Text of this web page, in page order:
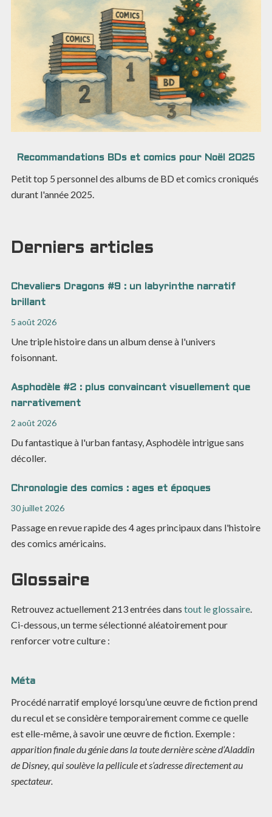
Recommandations BDs et comics pour Noël 2025
Petit top 5 personnel des albums de BD et comics croniqués
durant l'année 2025.
Derniers articles
Chevaliers Dragons #9 : un labyrinthe narratif
brillant
5 août 2026
Une triple histoire dans un album dense à l'univers
foisonnant.
Asphodèle #2 : plus convaincant visuellement que
narrativement
2 août 2026
Du fantastique à l'urban fantasy, Asphodèle intrigue sans
décoller.
Chronologie des comics : ages et époques
30 juillet 2026
Passage en revue rapide des 4 ages principaux dans l'histoire
des comics américains.
Glossaire
Retrouvez actuellement 213entrées dans tout le glossaire.
Ci-dessous, un terme sélectionné aléatoirement pour
renforcer votre culture :
Méta
Procédé narratif employé lorsqu’une œuvre de fiction prend
du recul et se considère temporairement comme ce quelle
est elle-même, à savoir une œuvre de fiction. Exemple :
apparition finale du génie dans la toute dernière scène d’Aladdin
de Disney, qui soulève la pellicule et s’adresse directement au
spectateur.